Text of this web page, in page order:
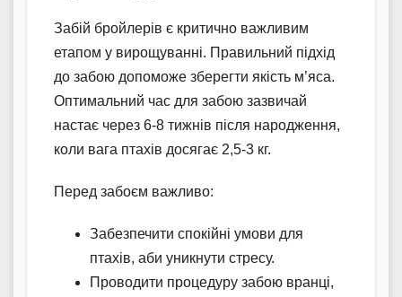
Забій бройлерів є критично важливим
етапом у вирощуванні. Правильний підхід
до забою допоможе зберегти якість м’яса.
Оптимальний час для забою зазвичай
настає через 6-8 тижнів після народження,
коли вага птахів досягає 2,5-3 кг.
Перед забоєм важливо:
Забезпечити спокійні умови для
птахів, аби уникнути стресу.
Проводити процедуру забою вранці,